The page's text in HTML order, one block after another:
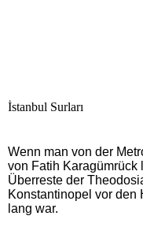
İstanbul Surları
Wenn man von der
von Fatih Karagümrück
Überreste der
Konstantinopel vor den
lang war.